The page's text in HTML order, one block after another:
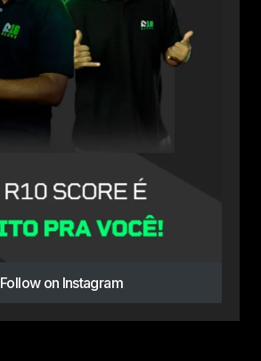
Follow on Instagram